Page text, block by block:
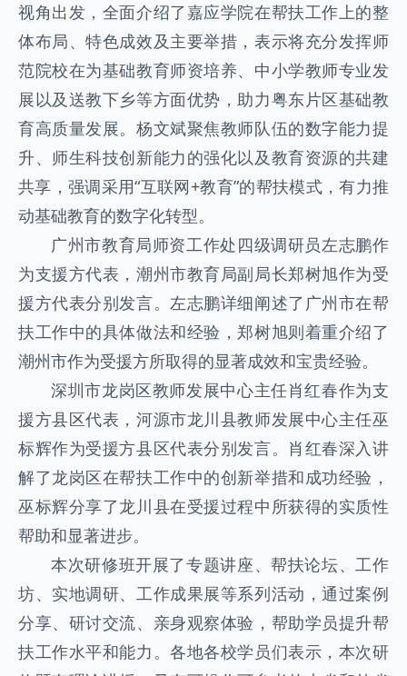
视角出发，全面介绍了嘉应学院在帮扶工作上的整
体布局、特色成效及主要举措，表示将充分发挥师
范院校在为基础教育师资培养、中小学教师专业发
展以及送教下乡等方面优势，助力粤东片区基础教
育高质量发展。杨文斌聚焦教师队伍的数字能力提
升、师生科技创新能力的强化以及教育资源的共建
共享，强调采用“互联网+教育”的帮扶模式，有力推
动基础教育的数字化转型。
广州市教育局师资工作处四级调研员左志鹏作
为支援方代表，潮州市教育局副局长郑树旭作为受
援方代表分别发言。左志鹏详细阐述了广州市在帮
扶工作中的具体做法和经验，郑树旭则着重介绍了
潮州市作为受援方所取得的显著成效和宝贵经验。
深圳市龙岗区教师发展中心主任肖红春作为支
援方县区代表，河源市龙川县教师发展中心主任巫
标辉作为受援方县区代表分别发言。肖红春深入讲
解了龙岗区在帮扶工作中的创新举措和成功经验，
巫标辉分享了龙川县在受援过程中所获得的实质性
帮助和显著进步。
本次研修班开展了专题讲座、帮扶论坛、工作
坊、实地调研、工作成果展等系列活动，通过案例
分享、研讨交流、亲身观察体验，帮助学员提升帮
扶工作水平和能力。各地各校学员们表示，本次研